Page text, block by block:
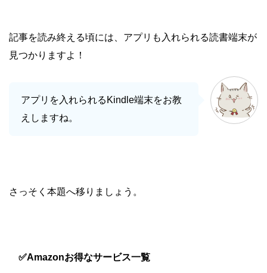
記事を読み終える頃には、アプリも入れられる読書端末が
見つかりますよ！
アプリを入れられるKindle端末をお教
えしますね。
さっそく本題へ移りましょう。
✅Amazonお得なサービス一覧